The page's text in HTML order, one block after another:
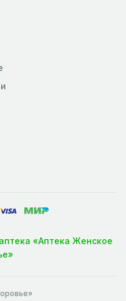
«Аптека Женское